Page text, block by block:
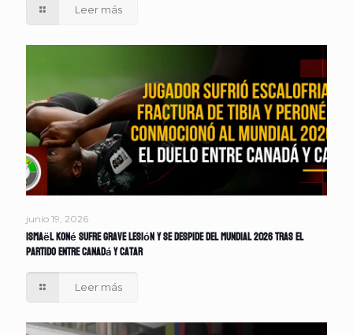
Leer más
junio 19, 2026
Ismaël Koné sufre grave lesión y se despide del Mundial 2026 tras el
partido entre Canadá y Catar
Leer más